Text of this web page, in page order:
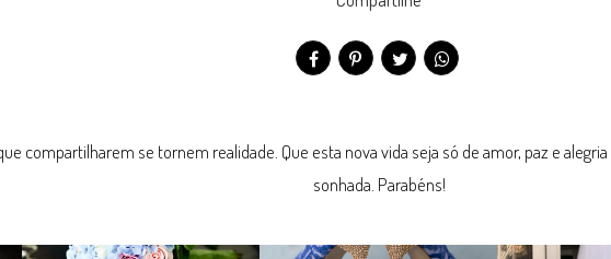
compartilharem se tornem realidade. Que esta nova vida seja só de amor, paz e
sonhada. Parabéns!